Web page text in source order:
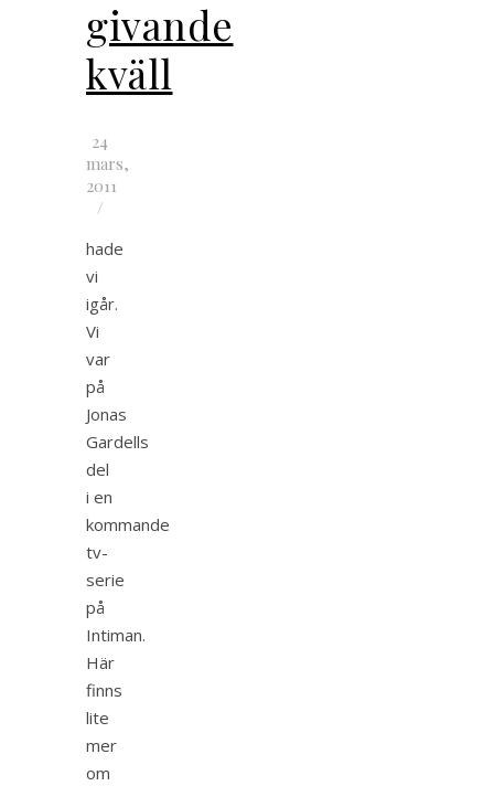
givande
kväll
24
mars,
2011
/
hade
vi
igår.
Vi
var
på
Jonas
Gardells
del
i en
kommande
tv-
serie
på
Intiman.
Här
finns
lite
mer
om